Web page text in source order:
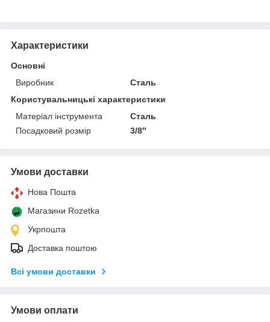
Характеристики
Основні
Виробник
Сталь
Користувальницькі характеристики
Матеріал інструмента
Сталь
Посадковий розмір
3/8″
Умови доставки
Нова Пошта
Магазини Rozetka
Укрпошта
Доставка поштою
Всі умови доставки
Умови оплати